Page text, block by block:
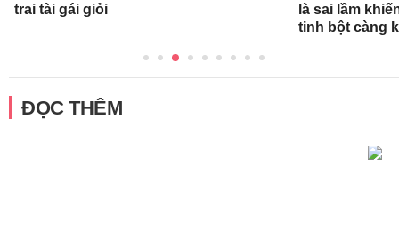
trai tài gái giỏi
là sai lầm
tinh bột càng
ĐỌC THÊM